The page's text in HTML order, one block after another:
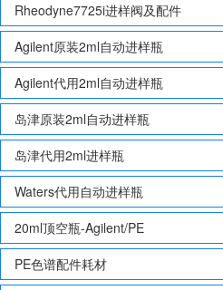
Rheodyne7725i进样阀及配件
Agilent原装2ml自动进样瓶
Agilent代用2ml自动进样瓶
岛津原装2ml自动进样瓶
岛津代用2ml进样瓶
Waters代用自动进样瓶
20ml顶空瓶-Agilent/PE
PE色谱配件耗材